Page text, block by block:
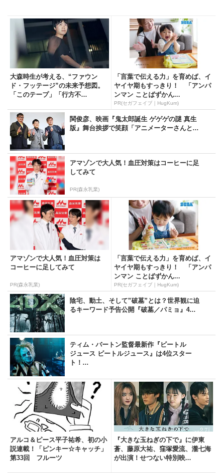
注目のニュース
大森時生が考える、“ファウン
ド・フッテージ”の未来予想図。
「このテープ」「行方不...
「言葉で伝える力」を育めば、イ
ヤイヤ期もすっきり！ 「アンパ
関俊彦、映画『鬼太郎誕生 ゲゲゲの謎 真生
版』舞台挨拶で笑顔「アニメーターさんと...
アマゾンで大人気！血圧対策はコーヒーに足
してみて
PR(森永乳業)
アマゾンで大人気！血圧対策は
コーヒーに足してみて
PR(森永乳業)
「言葉で伝える力」を育めば、イ
ヤイヤ期もすっきり！ 「アンパ
陰宅、動土、そして”破墓”とは？世界観に迫
るキーワード予告公開『破墓／パミョ』4...
ティム・バートン監督最新作『ビートル
ジュース ビートルジュース』は4位スター
ト！...